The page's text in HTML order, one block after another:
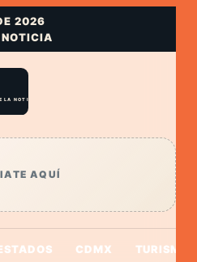
2026
AQUÍ
CDMX TURISMO